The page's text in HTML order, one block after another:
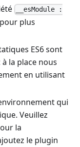
__esModule :
plus
ES6 sont
la place nous
en utilisant
qui
Veuillez
la
le plugin